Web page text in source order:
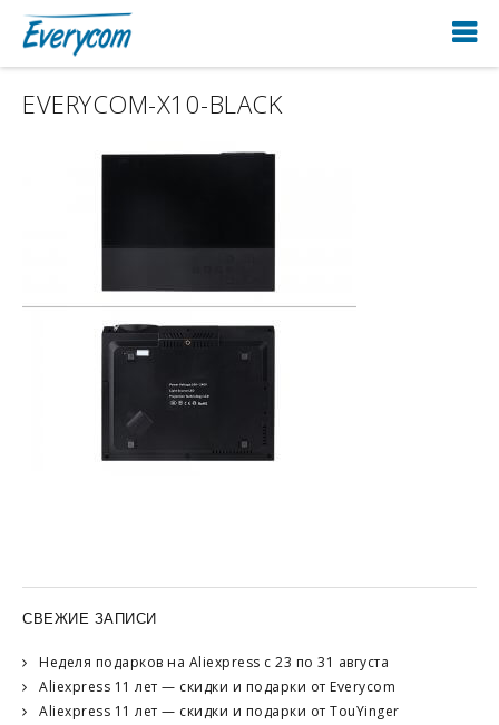
EVERYCOM-X10-BLACK
СВЕЖИЕ ЗАПИСИ
Неделя подарков на Aliexpress с 23 по 31 августа
Aliexpress 11 лет — скидки и подарки от Everycom
Aliexpress 11 лет — скидки и подарки от TouYinger